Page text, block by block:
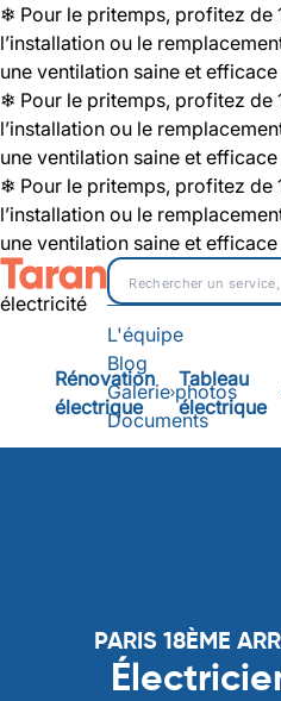
❄ Pour le pritemps, profitez de
l’installation ou le
une ventilation saine et
❄ Pour le pritemps, profitez de
l’installation ou le
une ventilation saine et
❄ Pour le pritemps, profitez de
l’installation ou le
une ventilation saine et
électricité
L'équipe
Blog
Galerie photos
Documents
Rénovation
électrique
Tableau
électrique
PARIS 18ÈME